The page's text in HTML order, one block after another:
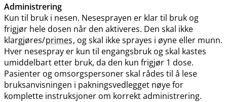
Administrering
Kun til bruk i nesen. Nesesprayen er klar til bruk og
frigjør hele dosen når den aktiveres. Den skal ikke
klargjøres​/​primes, og skal ikke sprayes i øyne eller munn.
Hver nesespray er kun til engangsbruk og skal kastes
umiddelbart etter bruk, da den kun frigjør 1 dose.
Pasienter og omsorgspersoner skal rådes til å lese
bruksanvisningen i pakningsvedlegget nøye for
komplette instruksjoner om korrekt administrering.